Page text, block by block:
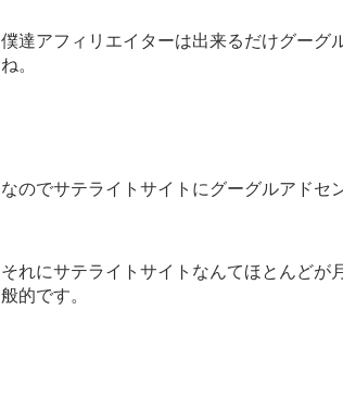
僕達アフィリエイターは出来るだけグーグ
ね。
なのでサテライトサイトにグーグルアドセ
それにサテライトサイトなんてほとんどが
般的です。